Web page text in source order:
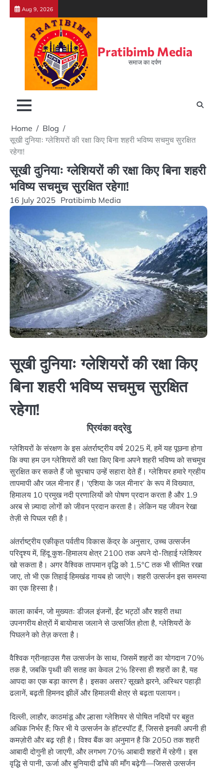
Skip
Aug 9, 2026
Pratibimb Media
समाज का दर्पण
Home
Blog
सूखी दुनियाः ग्लेशियरों की रक्षा किए बिना शहरी भविष्य सचमुच सुरक्षित
रहेगा!
सूखी दुनियाः ग्लेशियरों की रक्षा किए बिना शहरी
भविष्य सचमुच सुरक्षित रहेगा!
16 July 2025 Pratibimb Media
सूखी दुनियाः ग्लेशियरों की रक्षा किए
बिना शहरी भविष्य सचमुच सुरक्षित
रहेगा!
प्रियंका वद्रेवु
ग्लेशियरों के संरक्षण के इस अंतर्राष्ट्रीय वर्ष 2025 में, हमें यह पूछना होगा
कि क्या हम उन ग्लेशियरों की रक्षा किए बिना अपने शहरी भविष्य को सचमुच
सुरक्षित कर सकते हैं जो चुपचाप उन्हें सहारा देते हैं। ग्लेशियर हमारे ग्रहीय
तापमापी और जल मीनार हैं। ‘एशिया के जल मीनार’ के रूप में विख्यात,
हिमालय 10 प्रमुख नदी प्रणालियों को पोषण प्रदान करता है और 1.9
अरब से ज़्यादा लोगों को जीवन प्रदान करता है। लेकिन यह जीवन रेखा
तेज़ी से पिघल रही है।
अंतर्राष्ट्रीय एकीकृत पर्वतीय विकास केंद्र के अनुसार, उच्च उत्सर्जन
परिदृश्य में, हिंदू कुश-हिमालय क्षेत्र 2100 तक अपने दो-तिहाई ग्लेशियर
खो सकता है। अगर वैश्विक तापमान वृद्धि को 1.5°C तक भी सीमित रखा
जाए, तो भी एक तिहाई हिमखंड गायब हो जाएंगे। शहरी उत्सर्जन इस समस्या
का एक हिस्सा है।
काला कार्बन, जो मुख्यतः डीजल इंजनों, ईंट भट्ठों और शहरी तथा
उपनगरीय क्षेत्रों में बायोमास जलाने से उत्सर्जित होता है, ग्लेशियरों के
पिघलने को तेज़ करता है।
वैश्विक ग्रीनहाउस गैस उत्सर्जन के साथ, जिसमें शहरों का योगदान 70%
तक है, जबकि पृथ्वी की सतह का केवल 2% हिस्सा ही शहरों का है, यह
आपदा का एक बड़ा कारण है। इसका असर? सूखते झरने, अस्थिर पहाड़ी
ढलानें, बढ़ती हिमनद झीलें और हिमालयी क्षेत्र से बढ़ता पलायन।
दिल्ली, लाहौर, काठमांडू और ल्हासा ग्लेशियर से पोषित नदियों पर बहुत
अधिक निर्भर हैं; फिर भी ये उत्सर्जन के हॉटस्पॉट हैं, जिससे इनकी अपनी ही
कमज़ोरी और बढ़ रही है। विश्व बैंक का अनुमान है कि 2050 तक शहरी
आबादी दोगुनी हो जाएगी, और लगभग 70% आबादी शहरों में रहेगी। इस
वृद्धि से पानी, ऊर्जा और बुनियादी ढाँचे की माँग बढ़ेगी—जिससे उत्सर्जन